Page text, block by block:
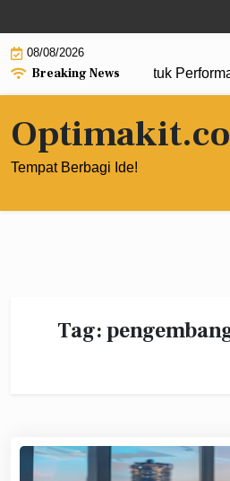
to
content08/08/2026
Breaking News
ke Cloud Hosting untuk Performa
Tempat Berbagi Ide!
Tag: